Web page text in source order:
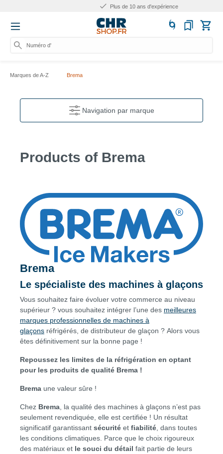
Plus de 10 ans d'expérience
Numéro d'articl
Marques de A-Z Brema
Navigation par marque
Products of Brema
Brema
Le spécialiste des machines à glaçons
Vous souhaitez faire évoluer votre commerce au niveau
supérieur ? vous souhaitez intégrer l’une des meilleures
marques professionnelles de machines à
glaçons réfrigérés, de distributeur de glaçon ? Alors vous
êtes définitivement sur la bonne page !
Repoussez les limites de la réfrigération en optant
pour les produits de qualité Brema !
Brema une valeur sûre !
Chez Brema , la qualité des machines à glaçons n’est pas
seulement revendiquée, elle est certifiée ! Un résultat
significatif garantissant sécurité et fiabilité , dans toutes
les conditions climatiques. Parce que le choix rigoureux
des matériaux et le souci du détail fait partie de leurs